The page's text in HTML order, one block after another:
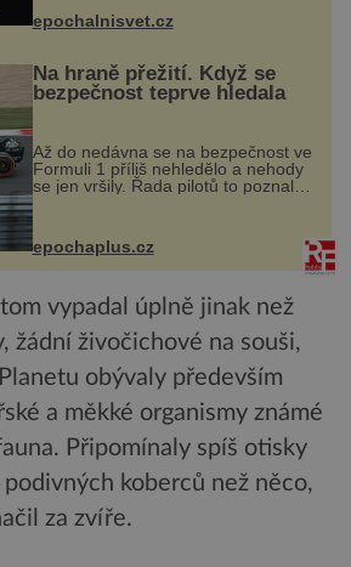
výzkumu to může být pro druhy
vstupenka...
epochalnisvet.cz
Na hraně přežití. Když se
bezpečnost teprve hledala
Až do nedávna se na bezpečnost ve
Formuli 1 příliš nehledělo a nehody
se jen vršily. Řada pilotů to poznala
na vlastní kůži, často s trvalými
následky nebo bohužel i ztrátou
života. Dnes nepochopiteln...
epochaplus.cz
vypadal úplně jinak než
žádní živočichové na souši,
obývaly především
a měkké organismy známé
Připomínaly spíš otisky
podivných koberců než něco,
za zvíře.